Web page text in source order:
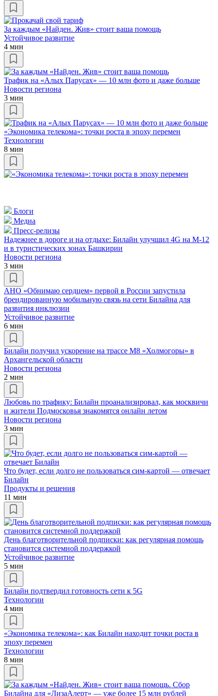
За каждым «Найден. Жив» стоит ваша помощь
Устойчивое развитие
4 мин
Трафик на «Алых Парусах» — 10 млн фото и даже больше
Новости региона
3 мин
«Экономика телекома»: точки роста в эпоху перемен
Технологии
8 мин
Блоги
Медиа
Пресс-релизы
Надежнее в дороге и на отдыхе: Билайн улучшил 4G на М-12
и в туристических зонах Башкирии
Новости региона
3 мин
АНО «Обнимаю сердцем» первой в России запустила
брендированную мобильную связь на сети Билайна для
развития инклюзии
Устойчивое развитие
6 мин
Билайн получил ускорение на трассе М8 «Холмогоры» в
Архангельской области
Новости региона
2 мин
Любовь по трафику: Билайн проанализировал, как москвичи
и жители Подмосковья знакомятся онлайн летом
Новости региона
3 мин
Что будет, если долго не пользоваться сим-картой — отвечает
Билайн
Продукты и решения
11 мин
День благотворительной подписки: как регулярная помощь
становится системной поддержкой
Устойчивое развитие
5 мин
Билайн подтвердил готовность сети к 5G
Технологии
4 мин
«Экономика телекома»: как Билайн находит точки роста в
эпоху перемен
Технологии
8 мин